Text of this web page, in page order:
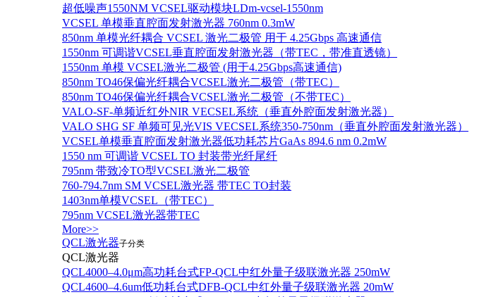
超低噪声1550NM VCSEL驱动模块LDm-vcsel-1550nm
VCSEL 单模垂直腔面发射激光器 760nm 0.3mW
850nm 单模光纤耦合 VCSEL 激光二极管 用于 4.25Gbps 高速通信
1550nm 可调谐VCSEL垂直腔面发射激光器（带TEC，带准直透镜）
1550nm 单模 VCSEL激光二极管 (用于4.25Gbps高速通信)
850nm TO46保偏光纤耦合VCSEL激光二极管（带TEC）
850nm TO46保偏光纤耦合VCSEL激光二极管（不带TEC）
VALO-SF-单频近红外NIR VECSEL系统（垂直外腔面发射激光器）
VALO SHG SF 单频可见光VIS VECSEL系统350-750nm（垂直外腔面发射激光器）
VCSEL单模垂直腔面发射激光器低功耗芯片GaAs 894.6 nm 0.2mW
1550 nm 可调谐 VCSEL TO 封装带光纤尾纤
795nm 带致冷TO型VCSEL激光二极管
760-794.7nm SM VCSEL激光器 带TEC TO封装
1403nm单模VCSEL（带TEC）
795nm VCSEL激光器带TEC
More>>
QCL激光器子分类
QCL激光器
QCL4000–4.0μm高功耗台式FP-QCL中红外量子级联激光器 250mW
QCL4600–4.6um低功耗台式DFB-QCL中红外量子级联激光器 20mW